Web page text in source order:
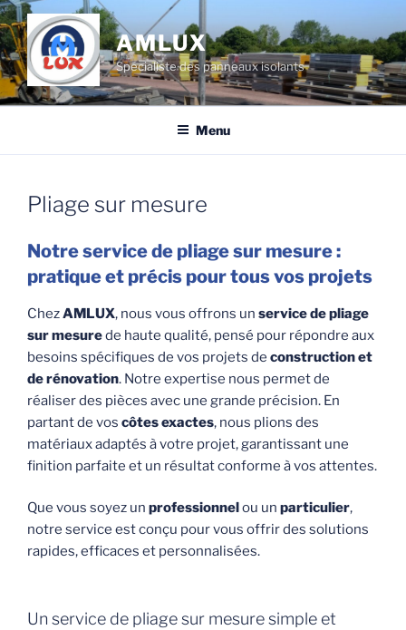
Aller
au
contenu
principal
AMLUX
Spécialiste des panneaux isolants
Menu
Pliage sur mesure
Notre service de pliage sur mesure :
pratique et précis pour tous vos projets
ChezAMLUX, nous vous offrons un service de pliage
sur mesurede haute qualité, pensé pour répondre aux
besoins spécifiques de vos projets de construction et
de rénovation. Notre expertise nous permet de
réaliser des pièces avec une grande précision. En
partant de vos côtes exactes, nous plions des
matériaux adaptés à votre projet, garantissant une
finition parfaite et un résultat conforme à vos attentes.
Que vous soyez un professionnelou un particulier,
notre service est conçu pour vous offrir des solutions
rapides, efficaces et personnalisées.
Un service de pliage sur mesure simple et